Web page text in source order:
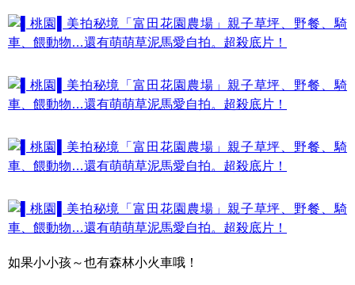
如果小小孩～也有森林小火車哦！